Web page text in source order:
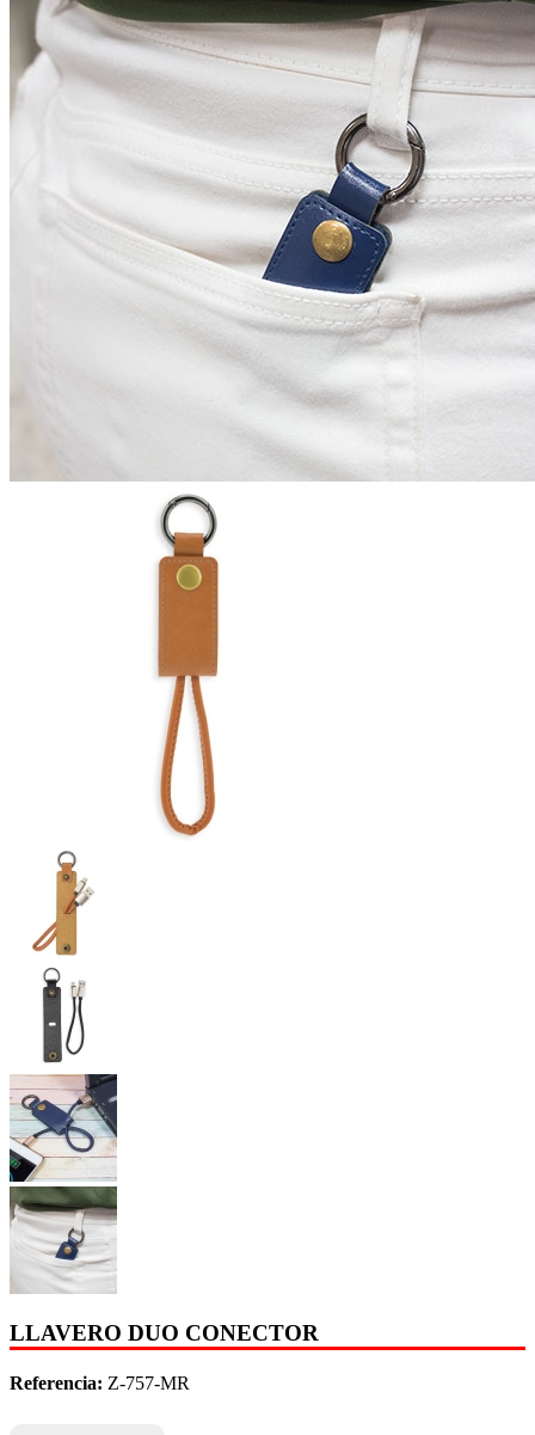
LLAVERO DUO CONECTOR
Referencia: Z-757-MR